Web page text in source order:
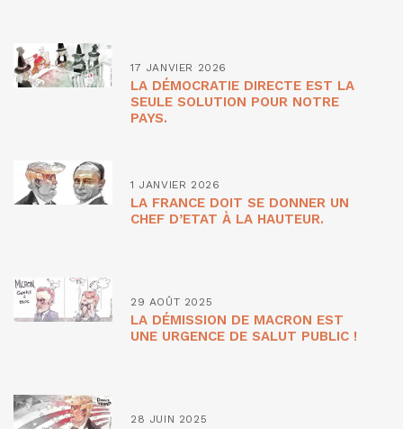
17 JANVIER 2026
LA DÉMOCRATIE DIRECTE EST LA
SEULE SOLUTION POUR NOTRE
PAYS.
1 JANVIER 2026
LA FRANCE DOIT SE DONNER UN
CHEF D’ETAT À LA HAUTEUR.
29 AOÛT 2025
LA DÉMISSION DE MACRON EST
UNE URGENCE DE SALUT PUBLIC !
28 JUIN 2025